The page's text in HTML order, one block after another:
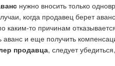
нужно вносить только
когда продавец берет
каким-то причинам
аванс и еще получить
продавца, следует